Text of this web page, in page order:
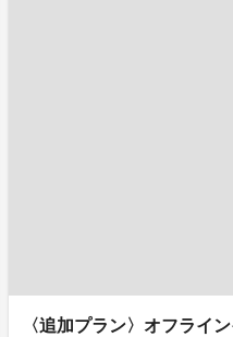
〈追加プラン〉オフライ